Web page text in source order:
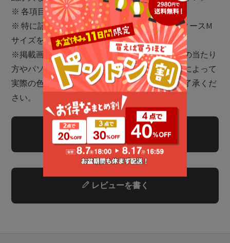
※ 各項目の測り方はこちら
をご確認ください
※ 特に記載がない場合、メンズLサイズ・レディースM
サイズを着用
※掲載画像に関しましては、屋外や屋内での光の当たり
方やパソコンやスマートフォンなどの閲覧環境によって
実際の色味と異なる場合がございます。予めご了承くだ
さい。
商品についてのお問い合わせ
レビューを書く